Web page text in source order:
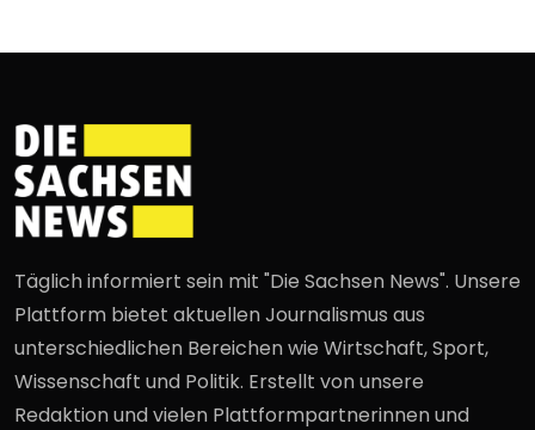
Täglich informiert sein mit "Die Sachsen News". Unsere
Plattform bietet aktuellen Journalismus aus
unterschiedlichen Bereichen wie Wirtschaft, Sport,
Wissenschaft und Politik. Erstellt von unsere
Redaktion und vielen Plattformpartnerinnen und